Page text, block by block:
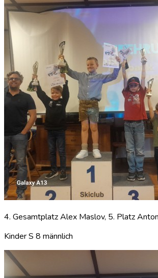
4. Gesamtplatz Alex Maslov, 5. Platz
Kinder S 8 männlich